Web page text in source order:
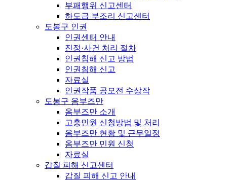
부패행위 신고센터
하도급 부조리 신고센터
도봉구 인권
인권센터 안내
진정·사건 처리 절차
인권침해 신고 방법
인권침해 신고
자료실
인권작품 공모전 수상작
도봉구 옴부즈만
옴부즈만 소개
고충민원 신청방법 및 처리
옴부즈만 현황 및 근무일정
옴부즈만 민원 신청
자료실
갑질 피해 신고센터
갑질 피해 신고 안내